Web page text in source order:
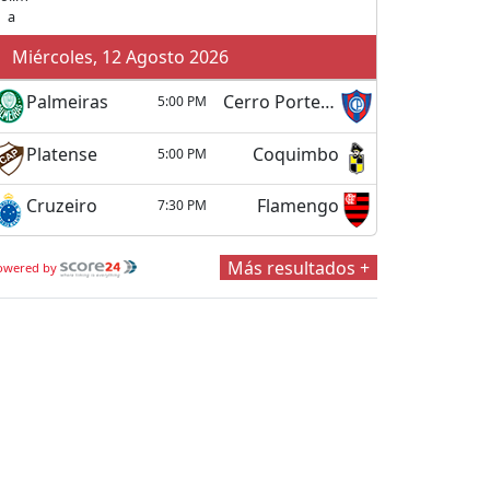
Miércoles, 12 Agosto 2026
Palmeiras
5:00 PM Cerro Porteño
Platense 5:00 PM Coquimbo
Cruzeiro 7:30 PM Flamengo
by Más resultados +